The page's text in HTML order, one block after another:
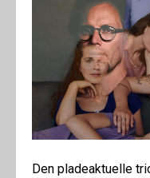
Den pladeaktuelle